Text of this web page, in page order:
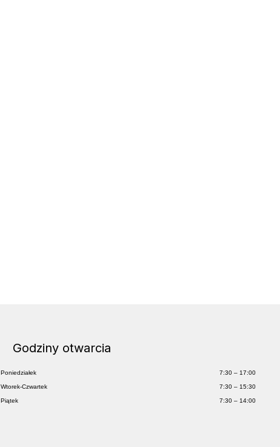
Godziny otwarcia
Poniedziałek 7:30 – 17:00
Wtorek-Czwartek 7:30 – 15:30
Piątek 7:30 – 14:00